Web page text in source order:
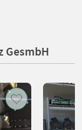
GesmbH